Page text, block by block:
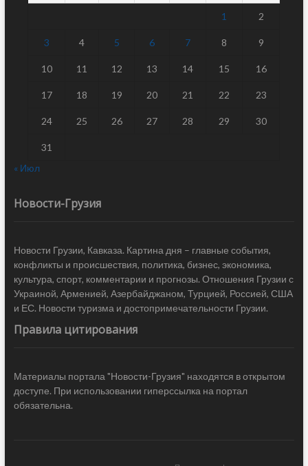
1 2
3 4 5 6 7 8 9
10 11 12 13 14 15 16
17 18 19 20 21 22 23
24 25 26 27 28 29 30
31
« Июл
Новости-Грузия
Новости Грузии, Кавказа. Картина дня – главные события,
конфликты и происшествия, политика, бизнес, экономика,
культура, спорт, комментарии и прогнозы. Отношения Грузии с
Украиной, Арменией, Азербайджаном, Турцией, Россией, США
и ЕС. Новости туризма и достопримечательности Грузии.
Правила цитирования
Материалы портала "Новости-Грузия" находятся в открытом
доступе. При использовании гиперссылка на портал
обязательна.